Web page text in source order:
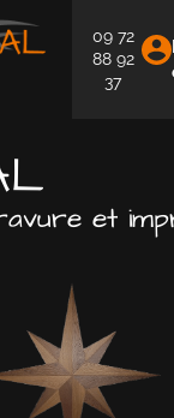
09 72
88 92
37
et